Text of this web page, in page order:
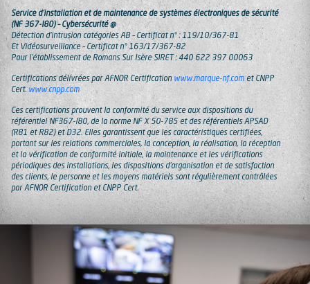
Service d’installation et de maintenance de systèmes électroniques de sécurité
(NF 367-I80) – Cybersécurité @
Détection d’intrusion catégories AB – Certificat n° : 119/10/367-81
Et Vidéosurveillance – Certificat n° 163/17/367-82
Pour l’établissement de Romans Sur Isère SIRET : 440 622 397 00063
Certifications délivrées par AFNOR Certification www.marque-nf.com et CNPP
Cert.www.cnpp.com
Ces certifications prouvent la conformité du service aux dispositions du
référentiel NF367-I80, de la norme NF X 50-785 et des référentiels APSAD
(R81 et R82) et D32. Elles garantissent que les caractéristiques certifiées,
portant sur les relations commerciales, la conception, la réalisation, la réception
et la vérification de conformité initiale, la maintenance et les vérifications
périodiques des installations, les dispositions d’organisation et de satisfaction
des clients, le personne et les moyens matériels sont régulièrement contrôlées
par AFNOR Certification et CNPP Cert.